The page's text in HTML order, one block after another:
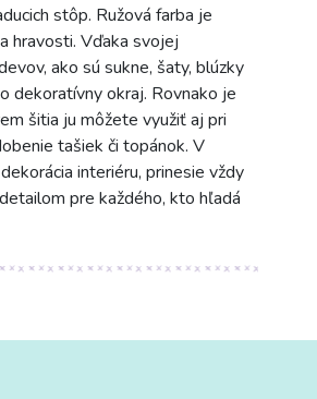
stôp. Ružová farba je
hravosti. Vďaka svojej
ako sú sukne, šaty, blúzky
dekoratívny okraj. Rovnako je
šitia ju môžete využiť aj pri
tašiek či topánok. V
interiéru, prinesie vždy
pre každého, kto hľadá